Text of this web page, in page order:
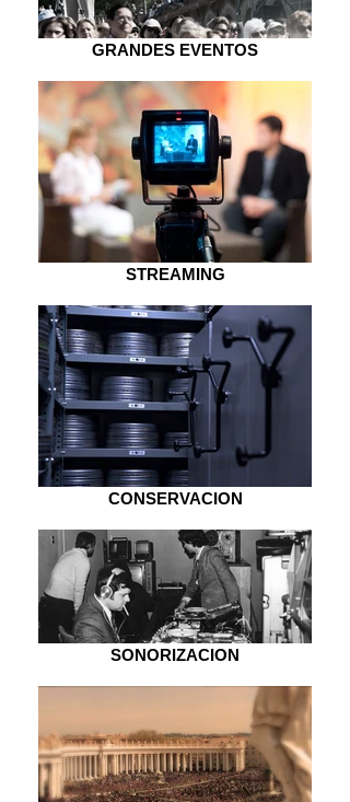
GRANDES EVENTOS
STREAMING
CONSERVACION
SONORIZACION